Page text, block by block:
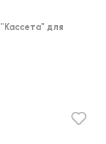
"Кассета" для